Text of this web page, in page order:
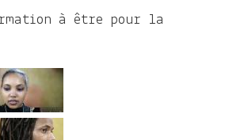
à être pour la